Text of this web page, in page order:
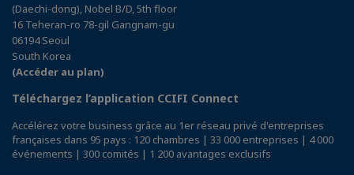
(Daechi-dong), Nobel B/D, 5th floor
16 Teheran-ro 78-gil Gangnam-gu
06194 Seoul
South Korea
(Accéder au plan)
Téléchargez l’application CCIFI Connect
Accélérez votre business grâce au 1er réseau privé d'entreprises
françaises dans 95 pays : 120 chambres | 33 000 entreprises | 4 000
événements | 300 comités | 1 200 avantages exclusifs